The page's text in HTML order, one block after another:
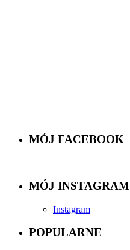
MÓJ FACEBOOK
MÓJ INSTAGRAM
Instagram
POPULARNE